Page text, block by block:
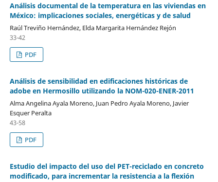
Análisis documental de la temperatura en las viviendas en
México: implicaciones sociales, energéticas y de salud
Raúl Treviño Hernández, Elda Margarita Hernández Rejón
33-42
PDF
Análisis de sensibilidad en edificaciones históricas de
adobe en Hermosillo utilizando la NOM-020-ENER-2011
Alma Angelina Ayala Moreno, Juan Pedro Ayala Moreno, Javier
Esquer Peralta
43-58
PDF
Estudio del impacto del uso del PET-reciclado en concreto
modificado, para incrementar la resistencia a la flexión